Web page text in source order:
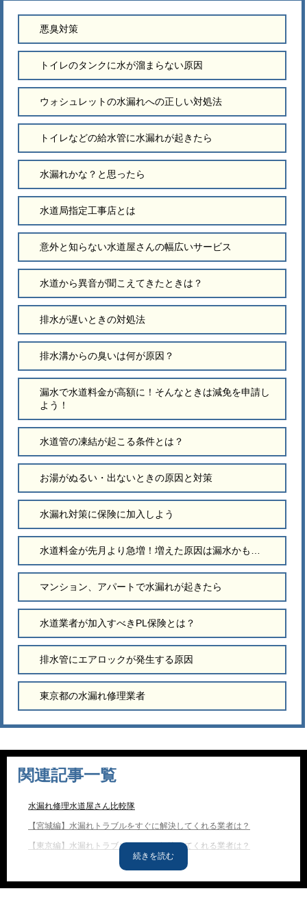
悪臭対策
トイレのタンクに水が溜まらない原因
ウォシュレットの水漏れへの正しい対処法
トイレなどの給水管に水漏れが起きたら
水漏れかな？と思ったら
水道局指定工事店とは
意外と知らない水道屋さんの幅広いサービス
水道から異音が聞こえてきたときは？
排水が遅いときの対処法
排水溝からの臭いは何が原因？
漏水で水道料金が高額に！そんなときは減免を申請し
よう！
水道管の凍結が起こる条件とは？
お湯がぬるい・出ないときの原因と対策
水漏れ対策に保険に加入しよう
水道料金が先月より急増！増えた原因は漏水かも…
マンション、アパートで水漏れが起きたら
水道業者が加入すべきPL保険とは？
排水管にエアロックが発生する原因
東京都の水漏れ修理業者
関連記事一覧
水漏れ修理水道屋さん比較隊
【宮城編】水漏れトラブルをすぐに解決してくれる業者は？
【東京編】水漏れトラブルをすぐに解決してくれる業者は？
【神奈川編】水漏れトラブルをすぐに解決してくれる業者は？